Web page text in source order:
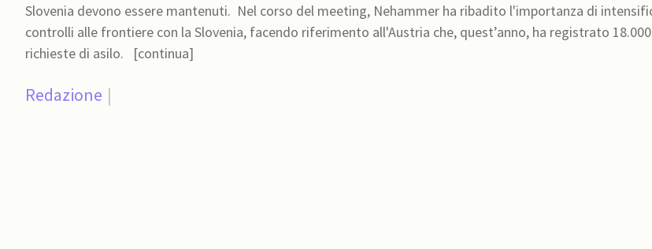
Slovenia devono essere mantenuti. Nel corso del meeting, Nehammer ha ribadito l'importanza di intensificare i
controlli alle frontiere con la Slovenia, facendo riferimento all'Austria che, quest’anno, ha registrato 18.000
richieste di asilo. [continua]
Redazione |